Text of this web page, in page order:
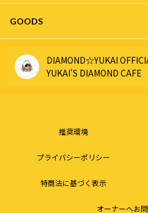
GOODS
DIAMOND☆YUKAI
YUKAI'S DIAMOND CAFE
推奨環境
プライバシーポリシー
特商法に基づく表示
オーナーへお